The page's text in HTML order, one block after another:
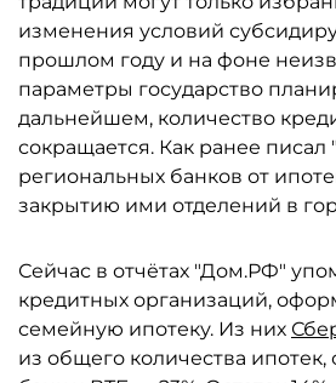
изменения условий
прошлом году и на фоне
параметры государство
дальнейшем, количество
сокращается. Как ранее писал
региональных банков от
закрытию ими отделений в
Сейчас в отчётах "Дом.РФ"
кредитных организаций,
семейную ипотеку. Из них
из общего количества ипотек,